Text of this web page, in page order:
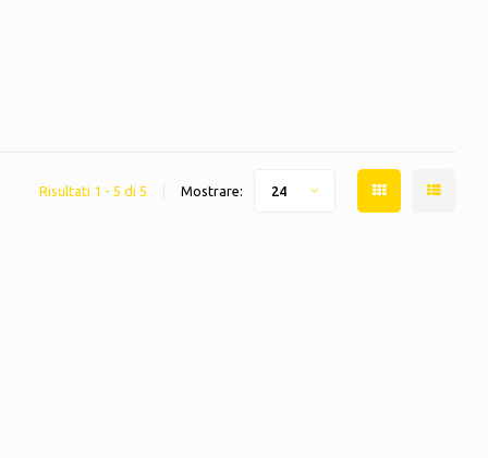
Risultati 1 - 5 di 5 Mostrare: 24